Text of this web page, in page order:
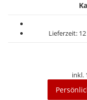
Lieferzeit:
inkl.